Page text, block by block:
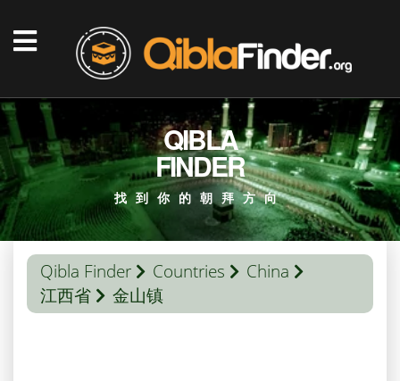
QIBLA
FINDER
找到你的朝拜方向
Qibla Finder Countries
China
江西省
金山镇